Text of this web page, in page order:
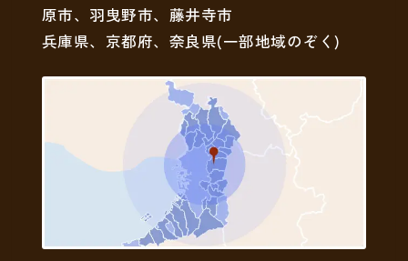
原市、羽曳野市、藤井寺市
兵庫県、京都府、奈良県(一部地域のぞく)